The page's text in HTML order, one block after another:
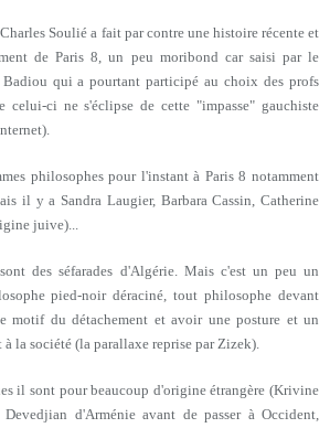
Soulié a fait par contre une histoire récente et
de Paris 8, un peu moribond car saisi par le
Badiou qui a pourtant participé au choix des profs
celui-ci ne s'éclipse de cette "impasse" gauchiste
philosophes pour l'instant à Paris 8 notamment
il y a Sandra Laugier, Barbara Cassin, Catherine
juive)...
des séfarades d'Algérie. Mais c'est un peu un
pied-noir déraciné, tout philosophe devant
motif du détachement et avoir une posture et un
la société (la parallaxe reprise par Zizek).
il sont pour beaucoup d'origine étrangère (Krivine
d'Arménie avant de passer à Occident,